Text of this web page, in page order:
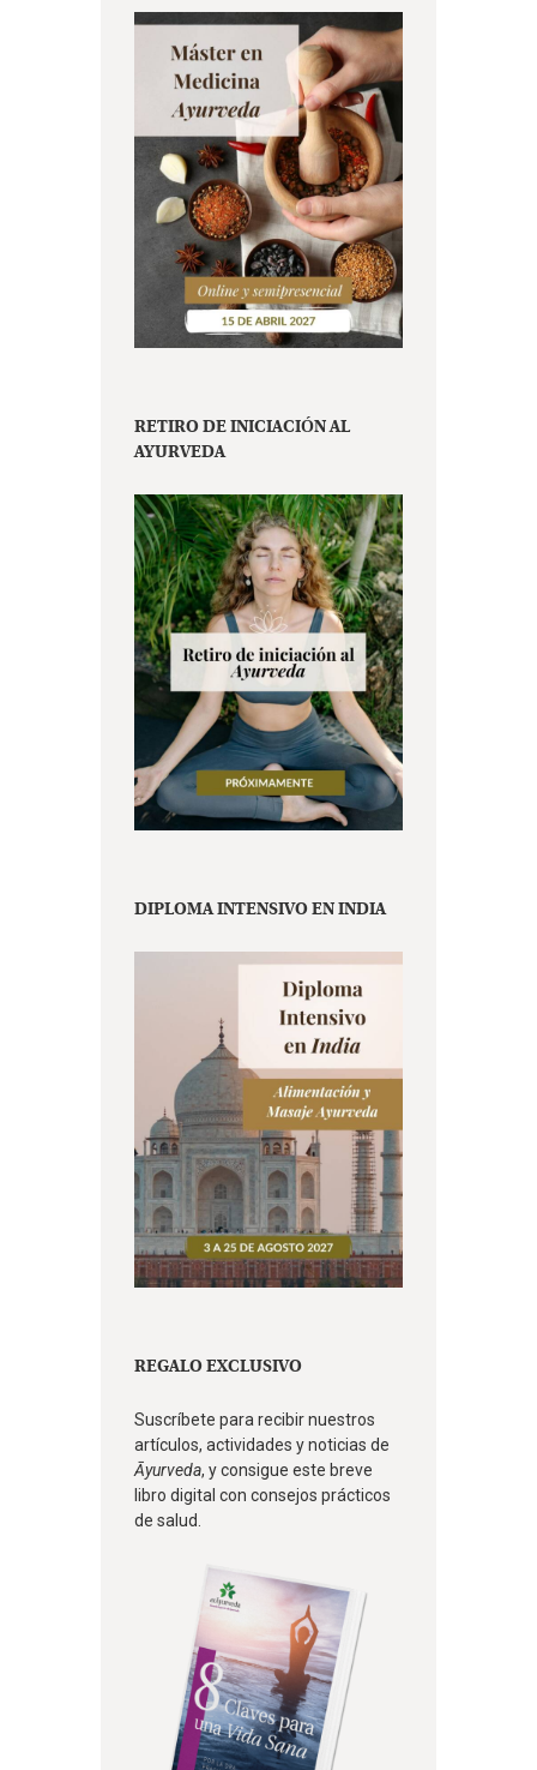
RETIRO DE INICIACIÓN AL
AYURVEDA
DIPLOMA INTENSIVO EN INDIA
REGALO EXCLUSIVO
Suscríbete para recibir nuestros
artículos, actividades y noticias de
Āyurveda, y consigue este breve
libro digital con consejos prácticos
de salud.